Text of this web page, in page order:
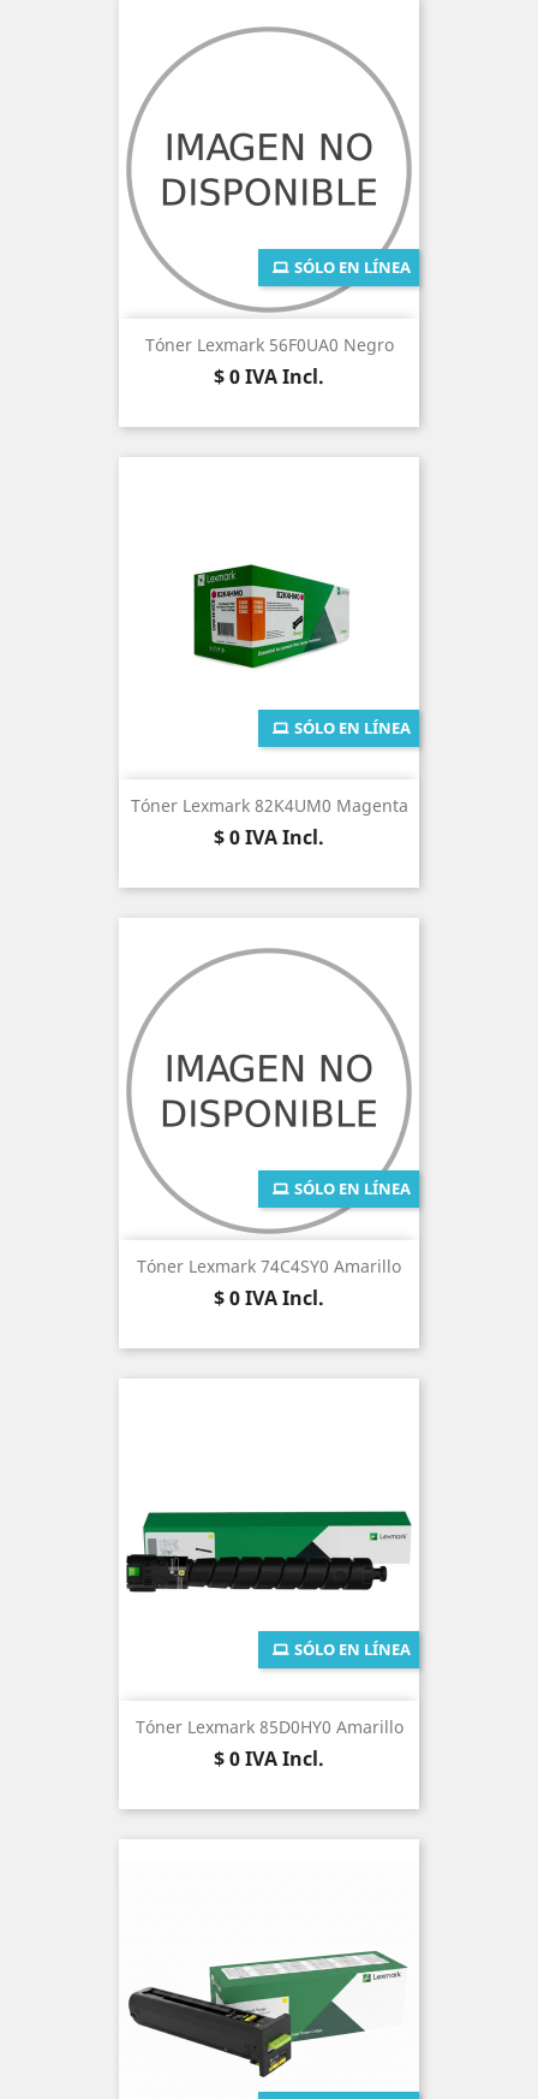
Tóner Lexmark 56F0UA0 Negro
Precio
$ 0IVA Incl.
SÓLO EN LÍNEA
Tóner Lexmark 82K4UM0 Magenta
Precio
$ 0IVA Incl.
SÓLO EN LÍNEA
Tóner Lexmark 74C4SY0 Amarillo
Precio
$ 0IVA Incl.
SÓLO EN LÍNEA
Tóner Lexmark 85D0HY0 Amarillo
Precio
$ 0IVA Incl.
SÓLO EN LÍNEA